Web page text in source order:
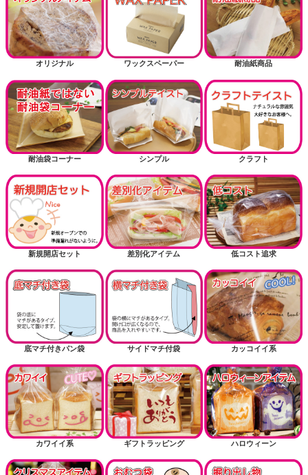
掘り出し物
お正月
耐油紙でない耐油袋商品（内面に樹脂フィルム）
送風機関連商品
オリジナル ワックスペーパー 耐油紙商品
耐油袋コーナー シンプル クラフト
新規開店セット 差別化アイテム 低コスト追求
底マチ付きパン袋 サイドマチ付袋 カッコイイ系
カワイイ系 ギフトラッピング ハロウィーン